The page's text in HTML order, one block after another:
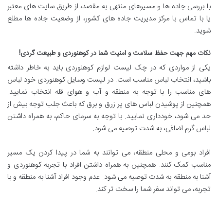
با بررسی جاده ها و مسیرهای منتهی به مقصد، از طریق سایت های معتبر
یا با تماس با مرکز مدیریت جاده های کشور، از وضعیت جاده ها مطلع
شوید.
نکات مهم جهت حفظ سلامت و امنیت شما در کوهنوردی و طبیعت گردی!
یکی از مواردی که در چک لیست لوازم کوهنوردی باید به خاطر داشته
باشید، انتخاب لباس مناسب است. در لیست وسایل کوهنوردی خود لباس
های مناسب را با توجه به منطقه و آب و هوای قله انتخاب نمایید.
همچنین از پوشیدن لباس های پر زرق و برق که باعث جلب توجه بیش از
حد می شود، خودداری نمایید. با توجه به سرمای حاکم، به همراه داشتن
لباس گرم اضافی، به شدت توصیه می شود.
افراد بومی و محلی منطقه، می توانند به شما در پیدا کردن یک مسیر
مناسب کمک کنند. همچنین به همراه داشتن افراد با تجربه کوهنوردی و
آشنا به منطقه به شدت توصیه می شود. عدم وجود افراد آشنا به منطقه و با
تجربه، می تواند سفر شما را سخت تر کند.